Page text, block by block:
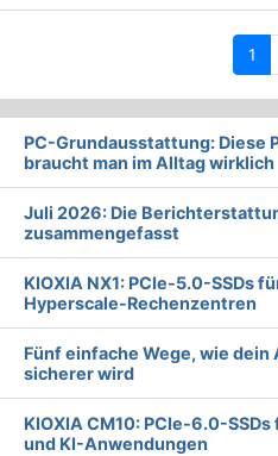
1
PC-Grundausstattung: Diese
braucht man im Alltag wirklich
Juli 2026: Die
zusammengefasst
KIOXIA NX1: PCIe-5.0-SSDs
Hyperscale-Rechenzentren
Fünf einfache Wege, wie dein
sicherer wird
KIOXIA CM10: PCIe-6.0-
und KI-Anwendungen